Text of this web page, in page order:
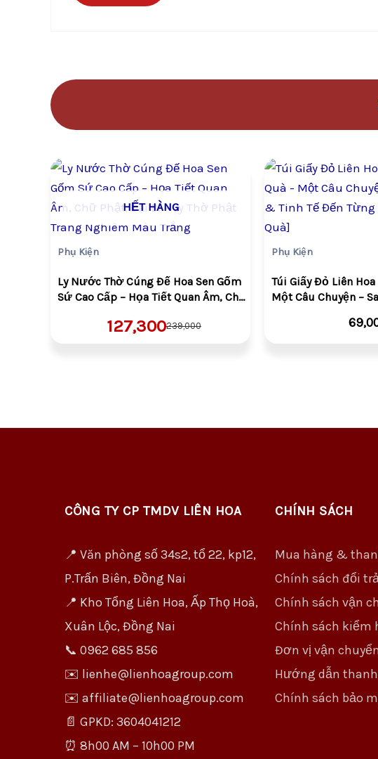
HẾT HÀNG
Phụ Kiện
Ly Nước Thờ Cúng Đế Hoa Sen Gốm
Sứ Cao Cấp – Họa Tiết Quan Âm, Chữ
Nghiêm Màu Trắng
239,000
Giá
gốc
là:
VND239,000.
127,300
Giá
hiện
tại
là:
VND127,300.
Phụ Kiện
Túi Giấy Đỏ Liên
Một Câu Chuyện –
CÔNG TY CP TMDV LIÊN HOA
📍 Văn phòng số 34s2, tổ 22, kp12,
P.Trấn Biên, Đồng Nai
📍 Kho Tổng Liên Hoa, Ấp Thọ Hoà,
Xuân Lộc, Đồng Nai
📞 0962 685 856
✉️ lienhe@lienhoagroup.com
✉️ affiliate@lienhoagroup.com
📄 GPKD: 3604041212
⏰ 8h00 AM – 10h00 PM
CHÍNH SÁCH
Mua hàng &
Chính sách đổi
Chính sách vận
Chính sách kiểm
Đơn vị vận
Hướng dẫn
Chính sách bảo